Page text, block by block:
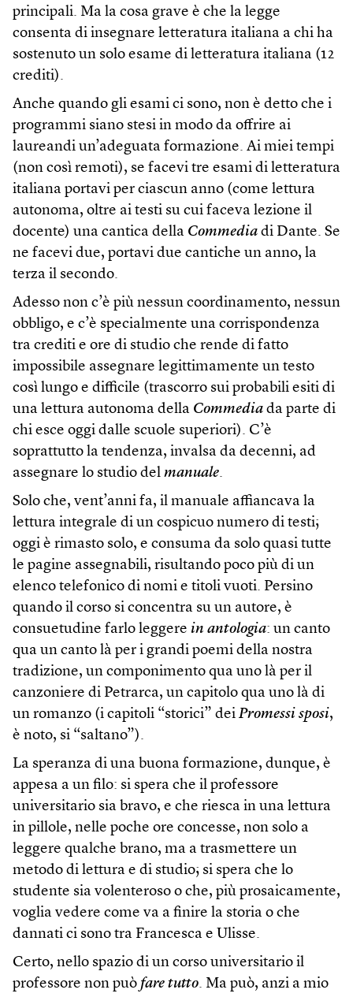
principali. Ma la cosa grave è che la legge
consenta di insegnare letteratura italiana a chi ha
sostenuto un solo esame di letteratura italiana (12
crediti).
Anche quando gli esami ci sono, non è detto che i
programmi siano stesi in modo da offrire ai
laureandi un’adeguata formazione. Ai miei tempi
(non così remoti), se facevi tre esami di letteratura
italiana portavi per ciascun anno (come lettura
autonoma, oltre ai testi su cui faceva lezione il
docente) una cantica della Commedia di Dante. Se
ne facevi due, portavi due cantiche un anno, la
terza il secondo.
Adesso non c’è più nessun coordinamento, nessun
obbligo, e c’è specialmente una corrispondenza
tra crediti e ore di studio che rende di fatto
impossibile assegnare legittimamente un testo
così lungo e difficile (trascorro sui probabili esiti di
una lettura autonoma della Commedia da parte di
chi esce oggi dalle scuole superiori). C’è
soprattutto la tendenza, invalsa da decenni, ad
assegnare lo studio del manuale.
Solo che, vent’anni fa, il manuale affiancava la
lettura integrale di un cospicuo numero di testi;
oggi è rimasto solo, e consuma da solo quasi tutte
le pagine assegnabili, risultando poco più di un
elenco telefonico di nomi e titoli vuoti. Persino
quando il corso si concentra su un autore, è
consuetudine farlo leggere in antologia: un canto
qua un canto là per i grandi poemi della nostra
tradizione, un componimento qua uno là per il
canzoniere di Petrarca, un capitolo qua uno là di
un romanzo (i capitoli “storici” dei Promessi sposi,
è noto, si “saltano”).
La speranza di una buona formazione, dunque, è
appesa a un filo: si spera che il professore
universitario sia bravo, e che riesca in una lettura
in pillole, nelle poche ore concesse, non solo a
leggere qualche brano, ma a trasmettere un
metodo di lettura e di studio; si spera che lo
studente sia volenteroso o che, più prosaicamente,
voglia vedere come va a finire la storia o che
dannati ci sono tra Francesca e Ulisse.
Certo, nello spazio di un corso universitario il
professore non può fare tutto. Ma può, anzi a mio